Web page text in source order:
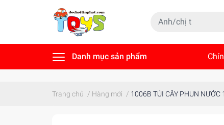
Danh mục sản phẩm
Trang chủ / Hàng mới / 1006B TÚI CÂY PHUN NƯỚC